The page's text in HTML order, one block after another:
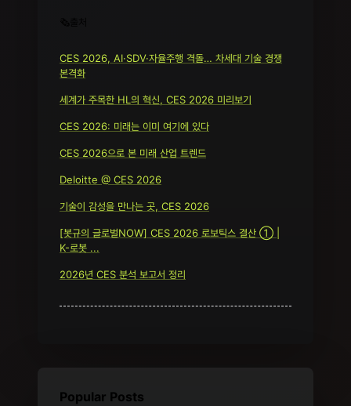
CES 2026, AI·SDV·자율주행 격돌… 차세대 기술 경쟁
본격화
세계가 주목한 HL의 혁신, CES 2026 미리보기
CES 2026: 미래는 이미 여기에 있다
CES 2026으로 본 미래 산업 트렌드
Deloitte @ CES 2026
기술이 감성을 만나는 곳, CES 2026
[봇규의 글로벌NOW] CES 2026 로보틱스 결산 ① |
K-로봇 ...
2026년 CES 분석 보고서 정리
Popular Posts